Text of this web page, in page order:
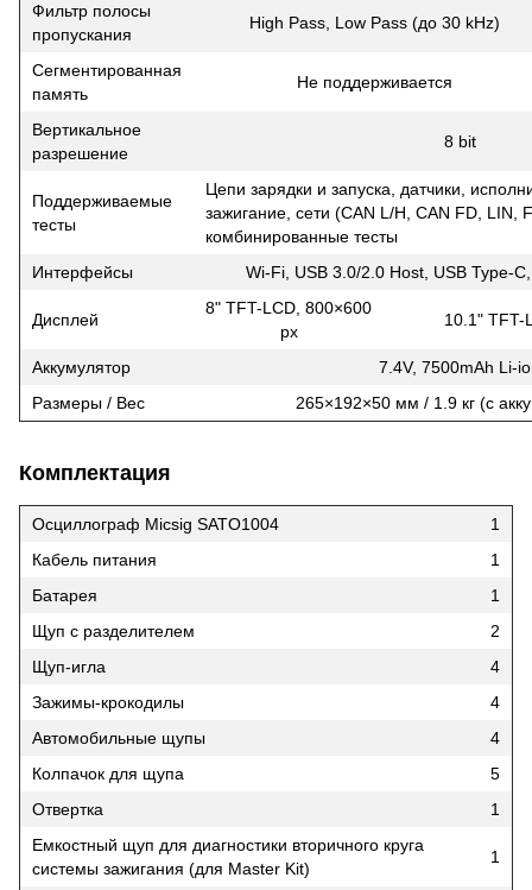
Фильтр полосы
пропускания
High Pass, Low Pass (до 30 kHz)
Сегментированная
память
Не поддерживается
Вертикальное
разрешение
8 bit
Поддерживаемые
тесты
Цепи зарядки и запуска, датчики,
зажигание, сети (CAN L/H, CAN FD, LIN,
комбинированные тесты
Интерфейсы
Wi-Fi, USB 3.0/2.0 Host, USB Type-
Дисплей
8" TFT-LCD, 800×600
px
10.1" TFT-
Аккумулятор
7.4V, 7500mAh Li-
Размеры / Вес
265×192×50 мм / 1.9 кг (с
Комплектация
Осциллограф Micsig SATO1004
1
Кабель питания
1
Батарея
1
Щуп с разделителем
2
Щуп-игла
4
Зажимы-крокодилы
4
Автомобильные щупы
4
Колпачок для щупа
5
Отвертка
1
Емкостный щуп для диагностики вторичного круга
системы зажигания (для Master Kit)
1